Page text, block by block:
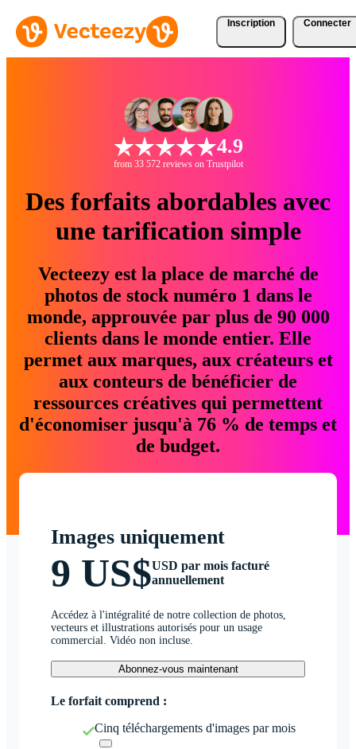
Inscription Connecter
4.9
from 33 572 reviews on Trustpilot
Des forfaits abordables avec
une tarification simple
Vecteezy est la place de marché de
photos de stock numéro 1 dans le
monde, approuvée par plus de 90 000
clients dans le monde entier. Elle
permet aux marques, aux créateurs et
aux conteurs de bénéficier de
ressources créatives qui permettent
d'économiser jusqu'à 76 % de temps et
de budget.
Images uniquement
9 US$USD par mois facturé
annuellement
Accédez à l'intégralité de notre collection de photos,
vecteurs et illustrations autorisés pour un usage
commercial. Vidéo non incluse.
Abonnez-vous maintenant
Le forfait comprend :
Cinq téléchargements d'images par mois